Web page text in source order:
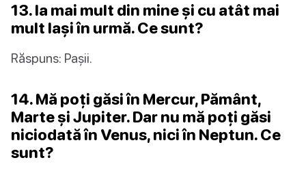
13. Ia mai mult din mine și cu atât mai
mult lași în urmă. Ce sunt?
Răspuns: Pașii.
14. Mă poți găsi în Mercur, Pământ,
Marte și Jupiter. Dar nu mă poți găsi
niciodată în Venus, nici în Neptun. Ce
sunt?